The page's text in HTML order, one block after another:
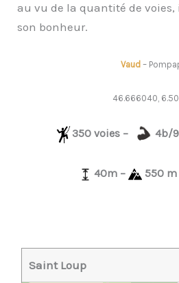
au vu de la quantité de voies,
son bonheur.
Vaud –
46.666040,
350 voies – 4b/
40m – 550 m
Saint Loup